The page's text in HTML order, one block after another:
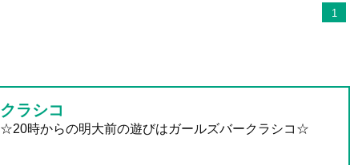
1
クラシコ
☆20時からの明大前の遊びはガールズバークラシコ☆